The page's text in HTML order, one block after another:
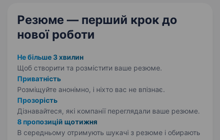
Резюме — перший крок до
нової роботи
Не більше 3 хвилин
Щоб створити та розмістити ваше резюме.
Приватність
Розміщуйте анонімно, і ніхто вас не впізнає.
Прозорість
Дізнавайтеся, які компанії переглядали ваше резюме.
8 пропозицій щотижня
В середньому отримують шукачі з резюме і обирають